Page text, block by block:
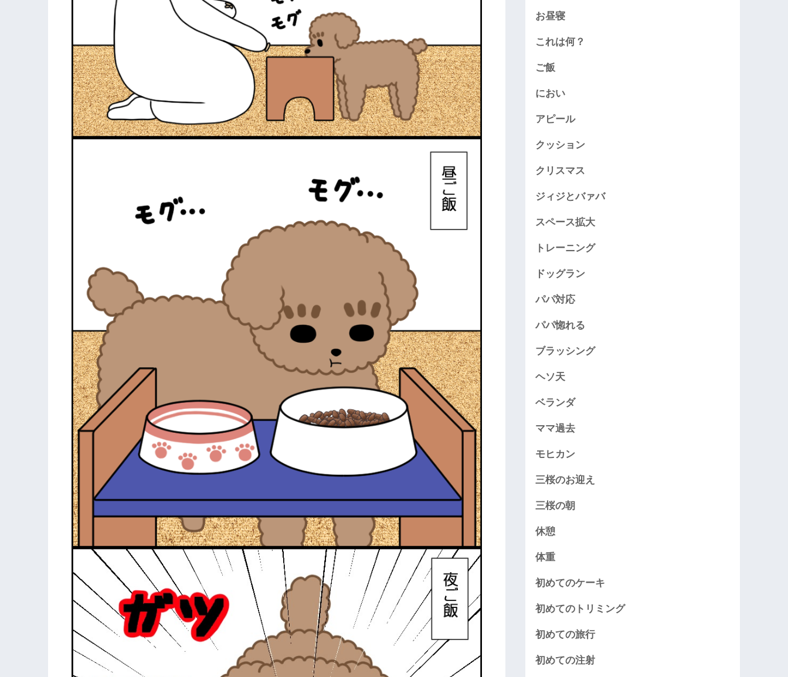
お昼寝
これは何？
ご飯
におい
アピール
クッション
クリスマス
ジィジとバァバ
スペース拡大
トレーニング
ドッグラン
パパ対応
パパ惚れる
ブラッシング
ヘソ天
ベランダ
ママ過去
モヒカン
三桜のお迎え
三桜の朝
休憩
体重
初めてのケーキ
初めてのトリミング
初めての旅行
初めての注射